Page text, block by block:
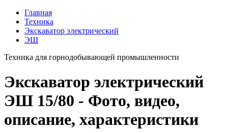
Главная
Техника
Экскаватор электрический
ЭШ
Техника для горнодобывающей промышленности
Экскаватор электрический
ЭШ 15/80 - Фото, видео,
описание, характеристики